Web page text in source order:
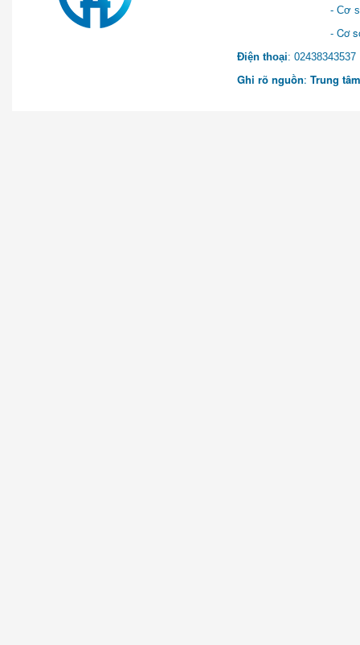
- Cơ sở 2: Khu Hành
- Cơ sở 3: Số 1 Ngõ 2
Điện thoại:
Ghi rõ nguồn: Trung